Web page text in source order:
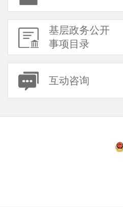
基层政务公开
事项目录
互动咨询